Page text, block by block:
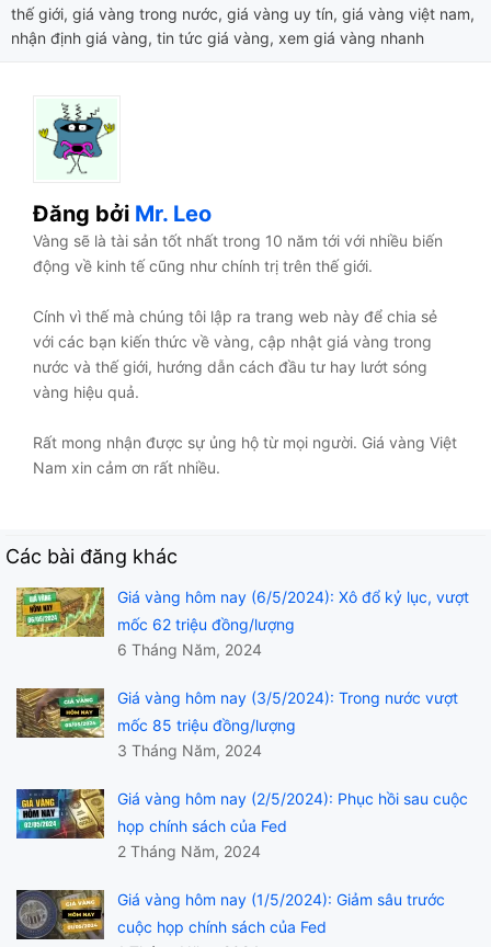
thế giới, giá vàng trong nước, giá vàng uy tín, giá vàng việt nam,
nhận định giá vàng, tin tức giá vàng, xem giá vàng nhanh
Đăng bởi Mr. Leo
Vàng sẽ là tài sản tốt nhất trong 10 năm tới với nhiều biến
động về kinh tế cũng như chính trị trên thế giới.
Cính vì thế mà chúng tôi lập ra trang web này để chia sẻ
với các bạn kiến thức về vàng, cập nhật giá vàng trong
nước và thế giới, hướng dẫn cách đầu tư hay lướt sóng
vàng hiệu quả.
Rất mong nhận được sự ủng hộ từ mọi người. Giá vàng Việt
Nam xin cảm ơn rất nhiều.
Các bài đăng khác
Giá vàng hôm nay (6/5/2024): Xô đổ kỷ lục, vượt
mốc 62 triệu đồng/lượng
6 Tháng Năm, 2024
Giá vàng hôm nay (3/5/2024): Trong nước vượt
mốc 85 triệu đồng/lượng
3 Tháng Năm, 2024
Giá vàng hôm nay (2/5/2024): Phục hồi sau cuộc
họp chính sách của Fed
2 Tháng Năm, 2024
Giá vàng hôm nay (1/5/2024): Giảm sâu trước
cuộc họp chính sách của Fed